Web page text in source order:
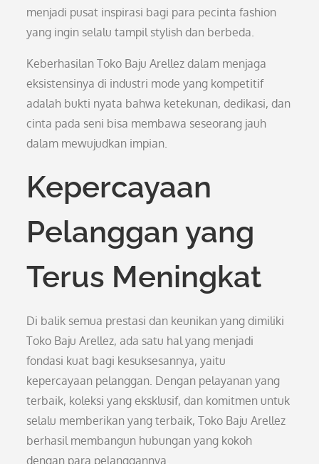
menjadi pusat inspirasi bagi para pecinta fashion
yang ingin selalu tampil stylish dan berbeda.
Keberhasilan Toko Baju Arellez dalam menjaga
eksistensinya di industri mode yang kompetitif
adalah bukti nyata bahwa ketekunan, dedikasi, dan
cinta pada seni bisa membawa seseorang jauh
dalam mewujudkan impian.
Kepercayaan
Pelanggan yang
Terus Meningkat
Di balik semua prestasi dan keunikan yang dimiliki
Toko Baju Arellez, ada satu hal yang menjadi
fondasi kuat bagi kesuksesannya, yaitu
kepercayaan pelanggan. Dengan pelayanan yang
terbaik, koleksi yang eksklusif, dan komitmen untuk
selalu memberikan yang terbaik, Toko Baju Arellez
berhasil membangun hubungan yang kokoh
dengan para pelanggannya.